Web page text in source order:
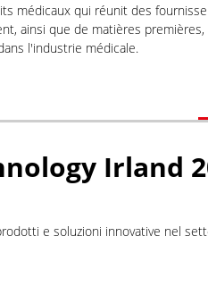
médicaux qui réunit des
ainsi que de matières premières,
l'industrie médicale.
Irland
e soluzioni innovative nel